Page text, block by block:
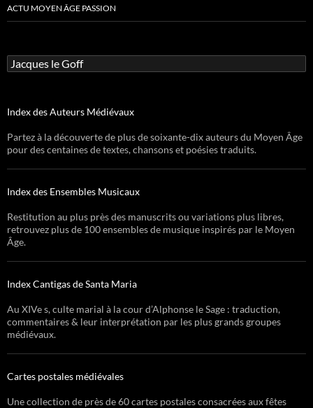
ACTU MOYEN ÂGE PASSION
Rechercher :
Index des Auteurs Médiévaux
Partez à la découverte de plus de soixante-dix auteurs du Moyen Âge
pour des centaines de textes, chansons et poésies traduits.
Index des Ensembles Musicaux
Restitution au plus près des manuscrits ou variations plus libres,
retrouvez plus de 100 ensembles de musique inspirés par le Moyen
Âge.
Index Cantigas de Santa Maria
Au XIVe s, culte marial à la cour d’Alphonse le Sage : traduction,
commentaires & leur interprétation par les plus grands groupes
médiévaux.
Cartes postales médiévales
Une collection de près de 60 cartes postales consacrées aux fêtes